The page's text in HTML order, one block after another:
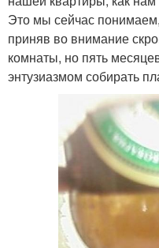
Это мы сейчас
приняв во внимание
комнаты, но пять
энтузиазмом собирать